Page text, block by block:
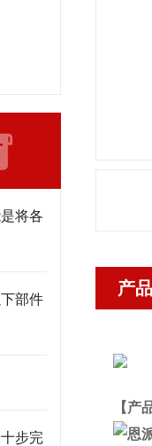
将各
部件
步完
产
【产